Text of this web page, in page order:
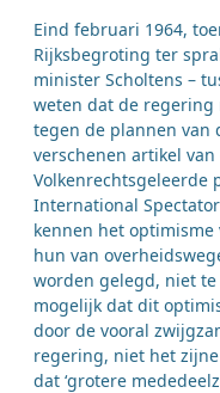
Eind februari 1964,
Rijksbegroting ter
minister Scholtens –
weten dat de regering
tegen de plannen van
verschenen artikel
Volkenrechtsgeleerde
International
kennen het
hun van
worden gelegd, niet
mogelijk dat dit
door de vooral
regering, niet het
dat ‘grotere